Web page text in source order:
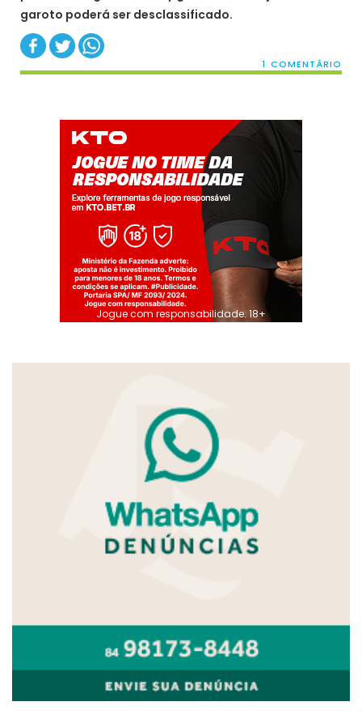
garoto poderá ser desclassificado.
1 COMENTÁRIO
Jogue com responsabilidade. 18+